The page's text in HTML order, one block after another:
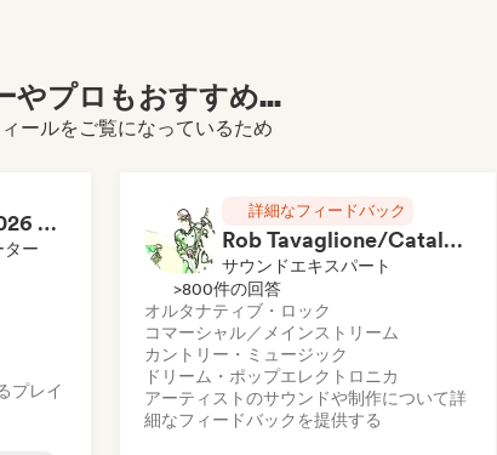
やプロもおすすめ...
ールをご覧になっているため
RAP FRANÇAIS 2026 🔥🇫🇷 (Way Records)
ター
プレイ
詳細なフィードバック
Rob Tavaglione/Catalyst Recording
サウンドエキスパート
>800件の回答
オルタナティブ・ロック
コマーシャル／メインストリーム
カントリー・ミュージック
ドリーム・ポップエレクトロニカ
アーティストのサウンドや制作について詳
細なフィードバックを提供する